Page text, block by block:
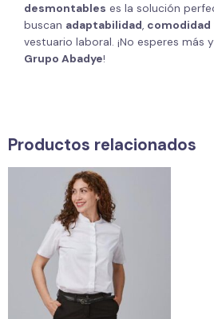
desmontables es la solución
buscan adaptabilidad, comodidad
vestuario laboral. ¡No esperes más
Grupo Abadye!
Productos relacionados